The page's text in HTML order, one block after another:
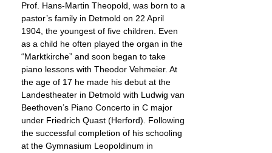
Prof. Hans-Martin Theopold, was born to a
pastor’s family in Detmold on 22 April
1904, the youngest of five children. Even
as a child he often played the organ in the
“Marktkirche” and soon began to take
piano lessons with Theodor Vehmeier. At
the age of 17 he made his debut at the
Landestheater in Detmold with Ludwig van
Beethoven’s Piano Concerto in C major
under Friedrich Quast (Herford). Following
the successful completion of his schooling
at the Gymnasium Leopoldinum in